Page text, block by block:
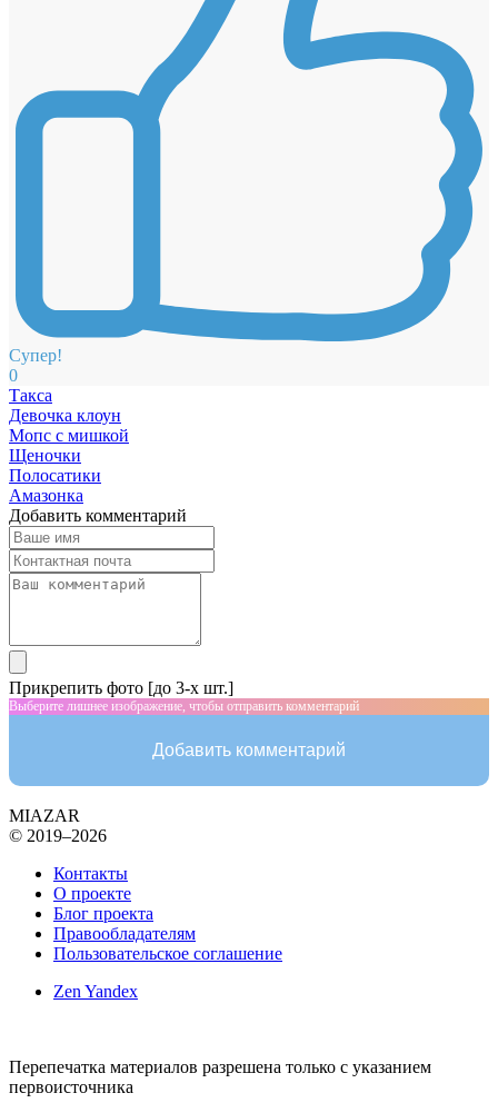
Супер!
0
Такса
Девочка клоун
Мопс с мишкой
Щеночки
Полосатики
Амазонка
Добавить комментарий
Прикрепить фото [до 3-х шт.]
Выберите лишнее изображение, чтобы отправить комментарий
Добавить комментарий
MIAZAR
© 2019–2026
Контакты
О проекте
Блог проекта
Правообладателям
Пользовательское соглашение
Zen Yandex
Перепечатка материалов разрешена только с указанием
первоисточника